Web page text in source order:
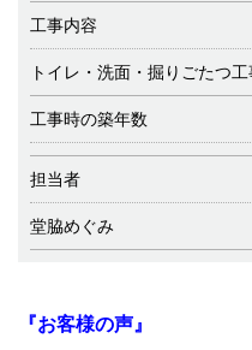
工事内容
トイレ・洗面・掘りごたつ工
工事時の築年数
担当者
堂脇めぐみ
『お客様の声』